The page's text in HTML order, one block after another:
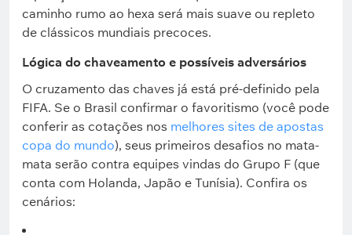
caminho rumo ao hexa será mais suave ou repleto
de clássicos mundiais precoces.
Lógica do chaveamento e possíveis adversários
O cruzamento das chaves já está pré-definido pela
FIFA. Se o Brasil confirmar o favoritismo (você pode
conferir as cotações nos melhores sites de apostas
copa do mundo), seus primeiros desafios no mata-
mata serão contra equipes vindas do Grupo F (que
conta com Holanda, Japão e Tunísia). Confira os
cenários: